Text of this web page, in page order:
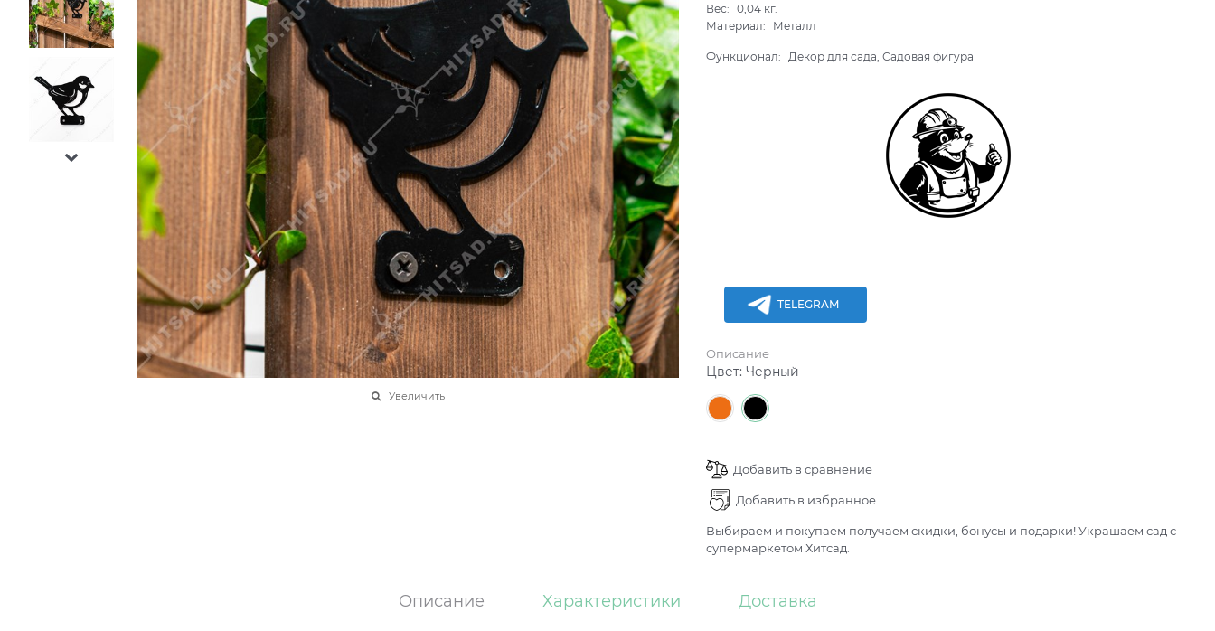
Увеличить
Вес:
0,04 кг.
Материал:
Металл
Функционал: Декор для сада, Садовая фигура
TELEGRAM
Описание
Цвет:Черный
Добавить в сравнение
Добавить в избранное
Выбираем и покупаем получаем скидки, бонусы и подарки! Украшаем сад с
супермаркетом Хитсад.
Описание Характеристики Доставка